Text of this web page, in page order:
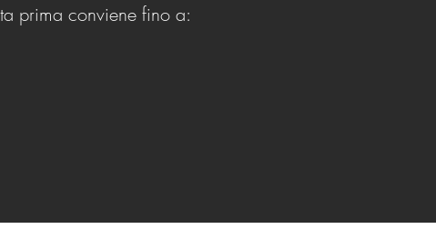
prima conviene fino a: